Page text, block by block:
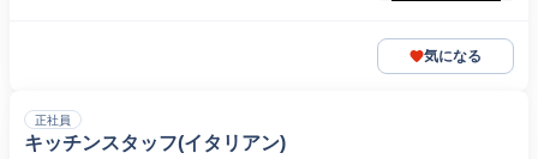
気になる
正社員
キッチンスタッフ(イタリアン)